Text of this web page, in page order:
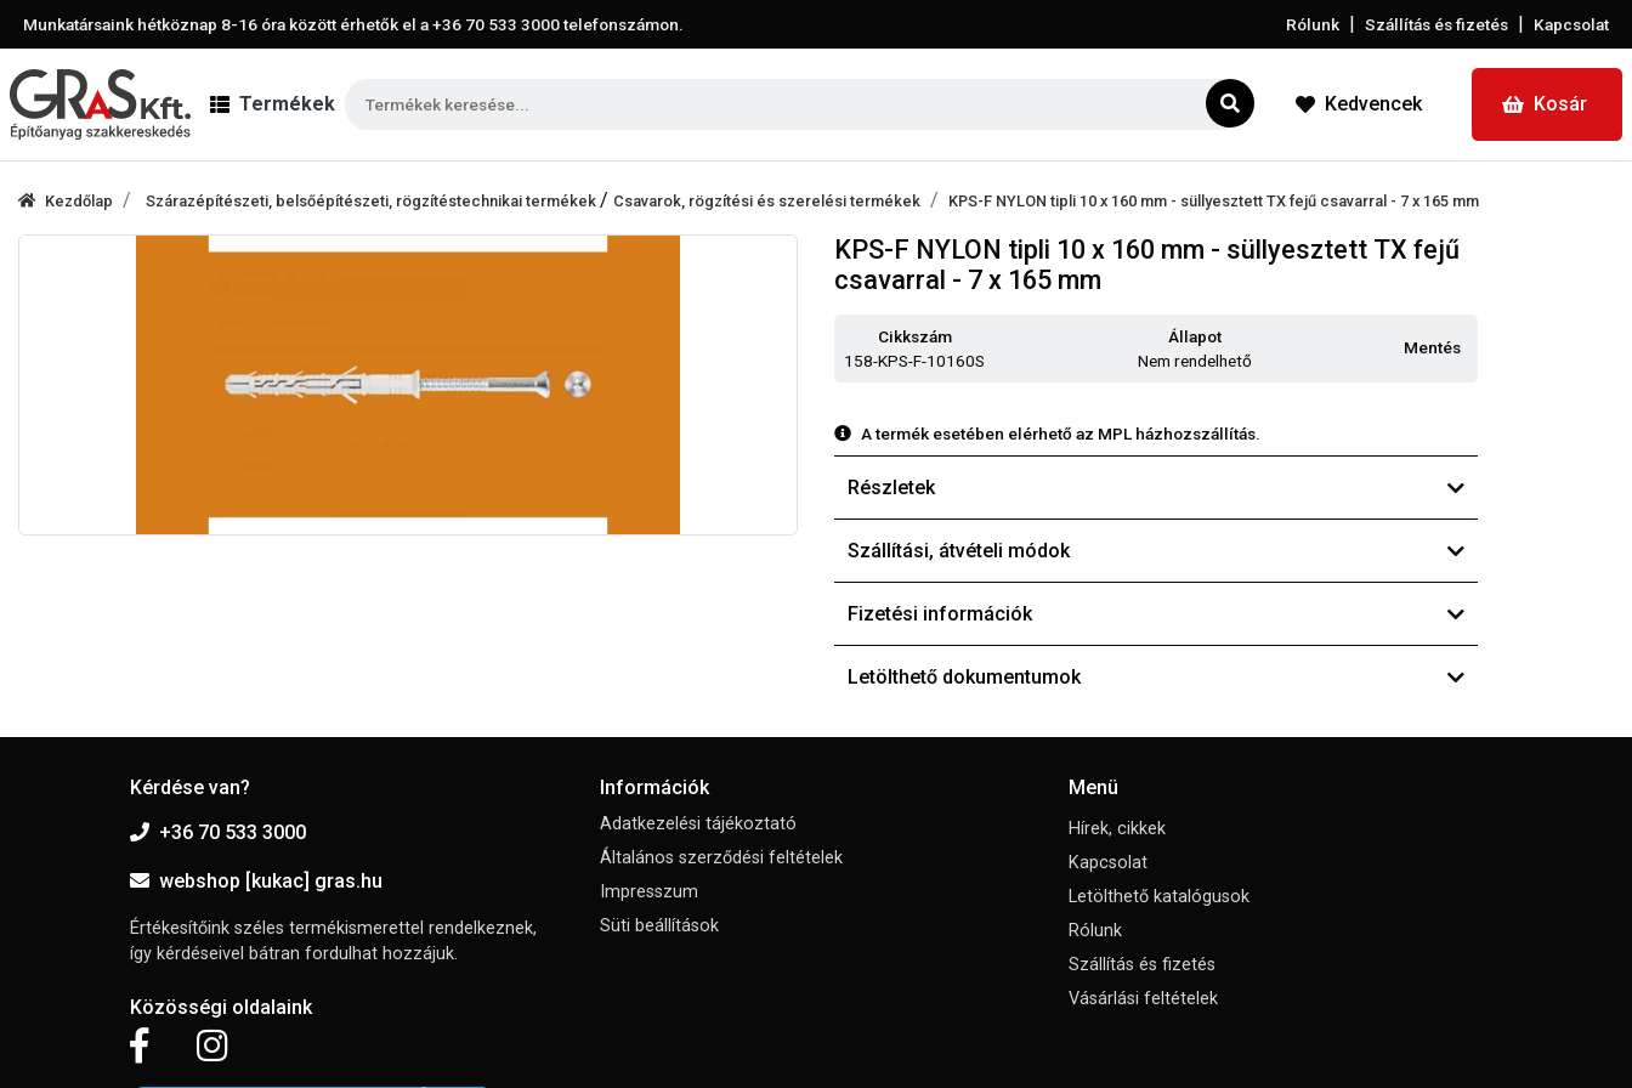
Munkatársaink hétköznap 8-16 óra között érhetők el a+36 70 533 3000telefonszámon. Rólunk | Szállítás és fizetés | Kapcsolat
Termékek Kedvencek Kosár
Kezdőlap Szárazépítészeti, belsőépítészeti, rögzítéstechnikai termékek / Csavarok, rögzítési és szerelési termékek KPS-F NYLON tipli 10 x 160 mm - süllyesztett TX fejű csavarral - 7 x 165 mm
KPS-F NYLON tipli 10 x 160 mm - süllyesztett TX fejű
csavarral - 7 x 165 mm
Cikkszám
158-KPS-F-10160S
Állapot
Nem rendelhető
Mentés
A termék esetében elérhető az MPL házhozszállítás.
Részletek
Szállítási, átvételi módok
Fizetési információk
Letölthető dokumentumok
Kérdése van?
+36 70 533 3000
webshop [kukac] gras.hu
Értékesítőink széles termékismerettel rendelkeznek,
így kérdéseivel bátran fordulhat hozzájuk.
Közösségi oldalaink
Információk
Adatkezelési tájékoztató
Általános szerződési feltételek
Impresszum
Süti beállítások
Menü
Hírek, cikkek
Kapcsolat
Letölthető katalógusok
Rólunk
Szállítás és fizetés
Vásárlási feltételek